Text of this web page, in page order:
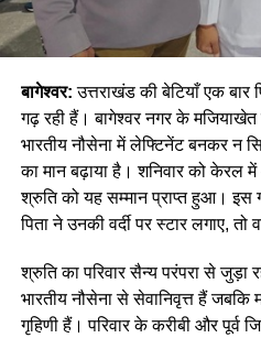
बागेश्वर: उत्तराखंड की बेटियाँ एक बार
गढ़ रही हैं। बागेश्वर नगर के
भारतीय नौसेना में लेफ्टिनेंट बनकर न
का मान बढ़ाया है। शनिवार को केरल
श्रुति को यह सम्मान प्राप्त हुआ। इस
पिता ने उनकी वर्दी पर स्टार लगाए,
श्रुति का परिवार सैन्य परंपरा से जुड़ा
भारतीय नौसेना से सेवानिवृत्त हैं जबकि
गृहिणी हैं। परिवार के करीबी और पूर्व